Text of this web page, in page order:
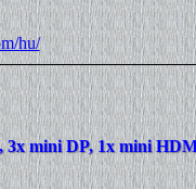
hu/
3x mini DP, 1x mini